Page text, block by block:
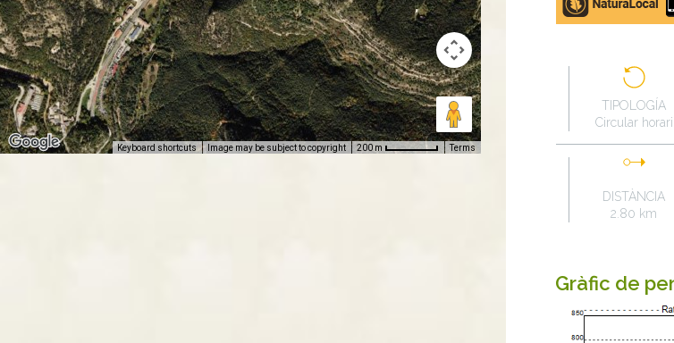
Keyboard shortcuts Image may be subject to copyright 200 m Terms
store
TIPOLOGÍA
Circular horari
DISTÀNCIA
2.80 km
Gràfic de